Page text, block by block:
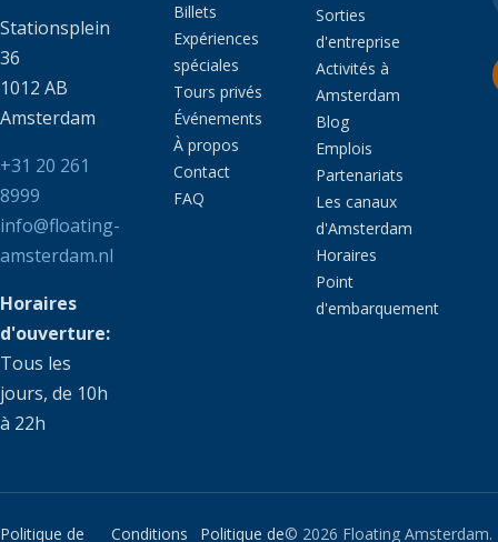
Stationsplein
36
1012 AB
Amsterdam
+31 20 261
8999
info@floating-
amsterdam.nl
Horaires
d'ouverture:
Tous les
jours, de 10h
à 22h
Billets
Expériences
spéciales
Tours privés
Événements
À propos
Contact
FAQ
Sorties
d'entreprise
Activités à
Amsterdam
Blog
Emplois
Partenariats
Les canaux
d'Amsterdam
Horaires
Point
d'embarquement
Politique de
Conditions
Politique de© 2026 Floating Amsterdam.